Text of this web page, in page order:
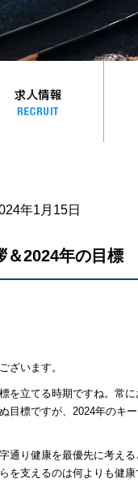
年1月15日
＆2024年の目標
ざいます。
を立てる時期ですね。常
目標ですが、2024年のキ
通り健康を最優先に考え
を支えるのは何よりも健